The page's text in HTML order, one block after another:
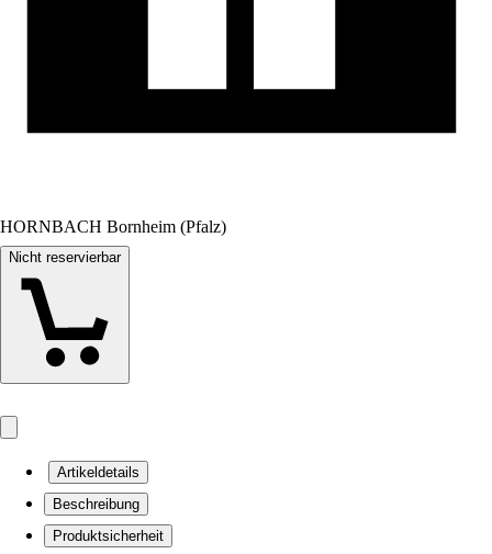
HORNBACH Bornheim (Pfalz)
Nicht reservierbar
Artikeldetails
Beschreibung
Produktsicherheit